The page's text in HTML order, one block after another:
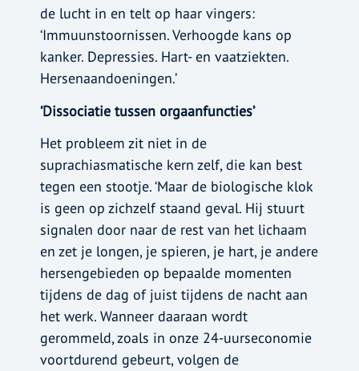
de lucht in en telt op haar vingers:
‘Immuunstoornissen. Verhoogde kans op
kanker. Depressies. Hart- en vaatziekten.
Hersenaandoeningen.’
‘Dissociatie tussen orgaanfuncties’
Het probleem zit niet in de
suprachiasmatische kern zelf, die kan best
tegen een stootje. ‘Maar de biologische klok
is geen op zichzelf staand geval. Hij stuurt
signalen door naar de rest van het lichaam
en zet je longen, je spieren, je hart, je andere
hersengebieden op bepaalde momenten
tijdens de dag of juist tijdens de nacht aan
het werk. Wanneer daaraan wordt
gerommeld, zoals in onze 24-uurseconomie
voortdurend gebeurt, volgen de